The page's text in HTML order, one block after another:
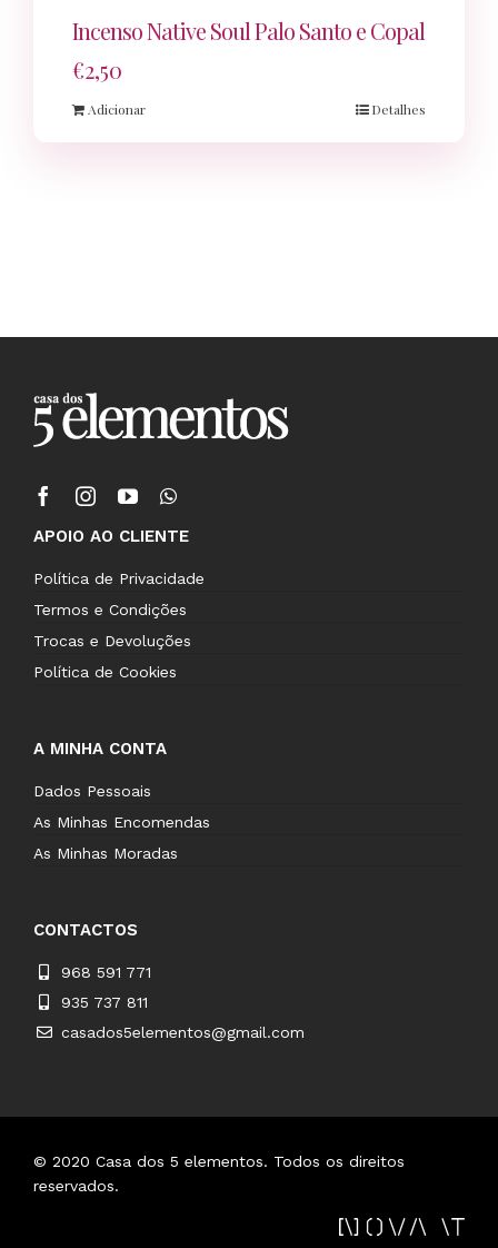
Incenso Native Soul Palo Santo e Copal
€2,50
Adicionar Detalhes
APOIO AO CLIENTE
Política de Privacidade
Termos e Condições
Trocas e Devoluções
Política de Cookies
A MINHA CONTA
Dados Pessoais
As Minhas Encomendas
As Minhas Moradas
CONTACTOS
968 591 771
935 737 811
casados5elementos@gmail.com
© 2020 Casa dos 5 elementos. Todos os direitos
reservados.